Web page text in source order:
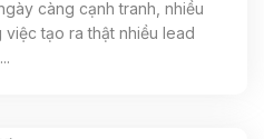
càng cạnh tranh, nhiều
tạo ra thật nhiều lead